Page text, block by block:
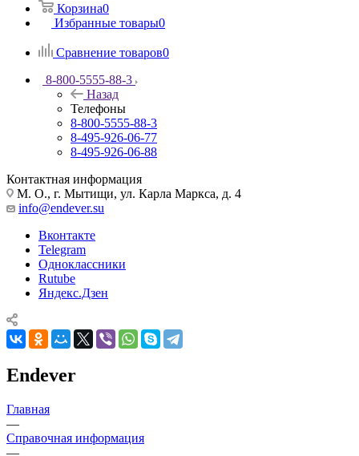
Корзина0
Избранные товары0
Сравнение товаров0
8-800-5555-88-3
Назад
Телефоны
8-800-5555-88-3
8-495-926-06-77
8-495-926-06-88
Контактная информация
М. О., г. Мытищи, ул. Карла Маркса, д. 4
info@endever.su
Вконтакте
Telegram
Одноклассники
Rutube
Яндекс.Дзен
Endever
Главная
—
Справочная информация
—